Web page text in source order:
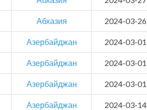
Абхазия 2024-03-26
Азербайджан 2024-03-01
Азербайджан 2024-03-01
Азербайджан 2024-03-01
Азербайджан 2024-03-14